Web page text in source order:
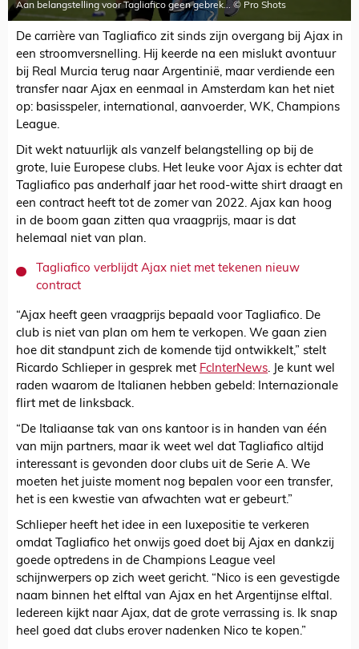
Aan belangstelling voor Tagliafico geen gebrek... © Pro Shots
De carrière van Tagliafico zit sinds zijn overgang bij Ajax in
een stroomversnelling. Hij keerde na een mislukt avontuur
bij Real Murcia terug naar Argentinië, maar verdiende een
transfer naar Ajax en eenmaal in Amsterdam kan het niet
op: basisspeler, international, aanvoerder, WK, Champions
League.
Dit wekt natuurlijk als vanzelf belangstelling op bij de
grote, luie Europese clubs. Het leuke voor Ajax is echter dat
Tagliafico pas anderhalf jaar het rood-witte shirt draagt en
een contract heeft tot de zomer van 2022. Ajax kan hoog
in de boom gaan zitten qua vraagprijs, maar is dat
helemaal niet van plan.
Tagliafico verblijdt Ajax niet met tekenen nieuw
contract
“Ajax heeft geen vraagprijs bepaald voor Tagliafico. De
club is niet van plan om hem te verkopen. We gaan zien
hoe dit standpunt zich de komende tijd ontwikkelt,” stelt
Ricardo Schlieper in gesprek met FcInterNews. Je kunt wel
raden waarom de Italianen hebben gebeld: Internazionale
flirt met de linksback.
“De Italiaanse tak van ons kantoor is in handen van één
van mijn partners, maar ik weet wel dat Tagliafico altijd
interessant is gevonden door clubs uit de Serie A. We
moeten het juiste moment nog bepalen voor een transfer,
het is een kwestie van afwachten wat er gebeurt.”
Schlieper heeft het idee in een luxepositie te verkeren
omdat Tagliafico het onwijs goed doet bij Ajax en dankzij
goede optredens in de Champions League veel
schijnwerpers op zich weet gericht. “Nico is een gevestigde
naam binnen het elftal van Ajax en het Argentijnse elftal.
Iedereen kijkt naar Ajax, dat de grote verrassing is. Ik snap
heel goed dat clubs erover nadenken Nico te kopen.”